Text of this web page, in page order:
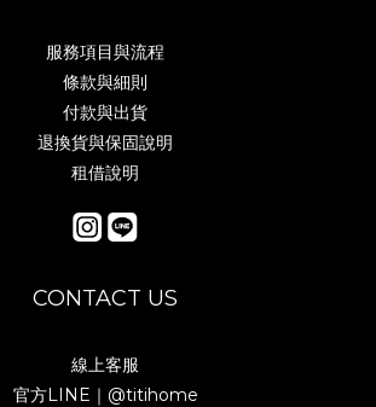
服務項目與流程
條款與細則
付款與出貨
退換貨與保固說明
租借說明
CONTACT US
線上客服
官方LINE｜ @titihome